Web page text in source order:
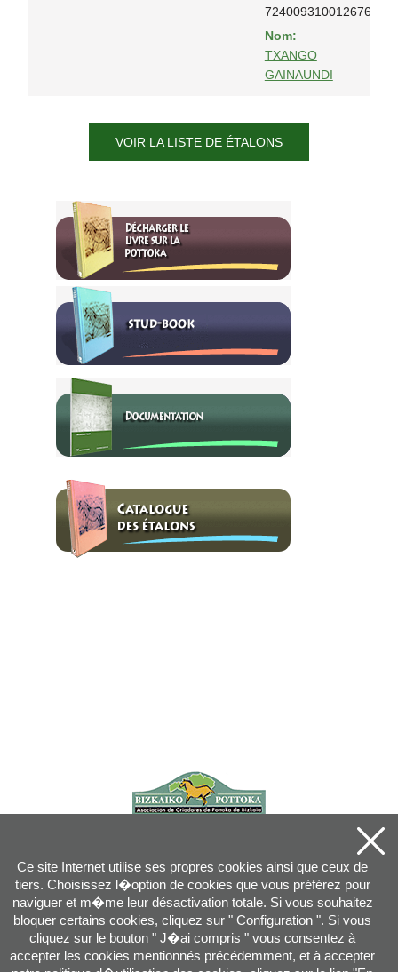
724009310012676
Nom:
TXANGO
GAINAUNDI
VOIR LA LISTE DE ÉTALONS
Ce site Internet utilise ses propres cookies ainsi que ceux de
tiers. Choisissez l�option de cookies que vous préférez pour
naviguer et m�me leur désactivation totale. Si vous souhaitez
bloquer certains cookies, cliquez sur " Configuration ". Si vous
cliquez sur le bouton " J�ai compris " vous consentez à
accepter les cookies mentionnés précédemment, et à accepter